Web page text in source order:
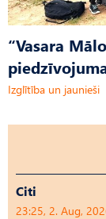
“Vasara
Izglītība un jaunieši
Citi
23:25, 2. Aug,